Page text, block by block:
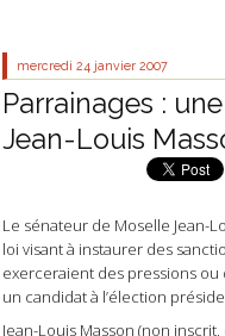
mercredi 24 janvier 2007
Parrainages :
Jean-Louis
Le sénateur de Moselle Jean-
loi visant à instaurer des
exerceraient des pressions
un candidat à l’élection
Jean-Louis Masson (non